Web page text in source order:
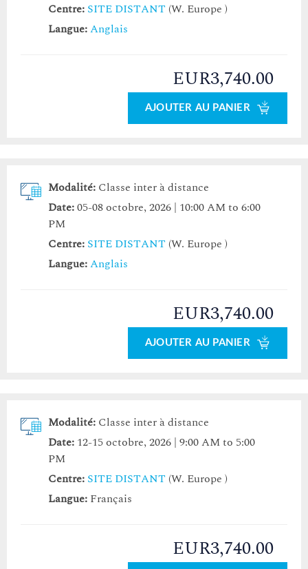
Centre: SITE DISTANT (W. Europe )
Langue:Anglais
EUR3,740.00
AJOUTER AU PANIER
Modalité: Classe inter à distance
Date:05-08 octobre, 2026 | 10:00 AM to 6:00
PM
Centre: SITE DISTANT (W. Europe )
Langue:Anglais
EUR3,740.00
AJOUTER AU PANIER
Modalité: Classe inter à distance
Date: 12-15 octobre, 2026 | 9:00 AM to 5:00
PM
Centre: SITE DISTANT (W. Europe )
Langue: Français
EUR3,740.00